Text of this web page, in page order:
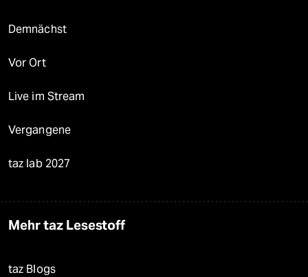
Demnächst
Vor Ort
Live im Stream
Vergangene
taz lab 2027
Mehr taz Lesestoff
taz Blogs